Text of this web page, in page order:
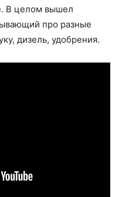
В целом вышел
про разные
дизель, удобрения.